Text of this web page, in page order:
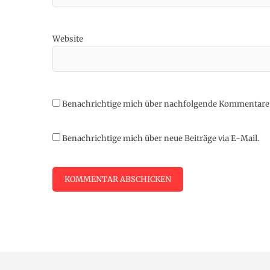
Website
Benachrichtige mich über nachfolgende
Benachrichtige mich über neue Beiträge via E-Mail.